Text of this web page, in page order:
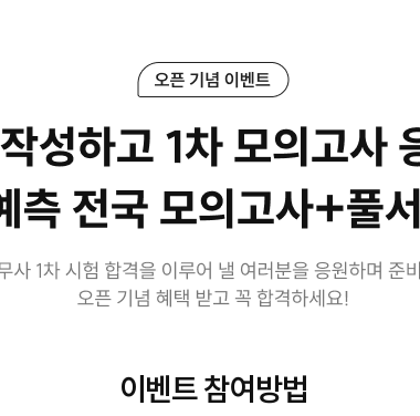
이벤트 참여방법